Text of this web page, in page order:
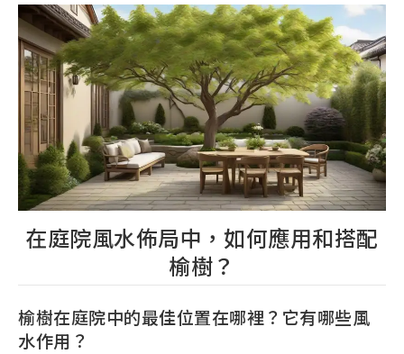
在庭院風水佈局中，如何應用和搭配
榆樹？
榆樹在庭院中的最佳位置在哪裡？它有哪些風
水作用？